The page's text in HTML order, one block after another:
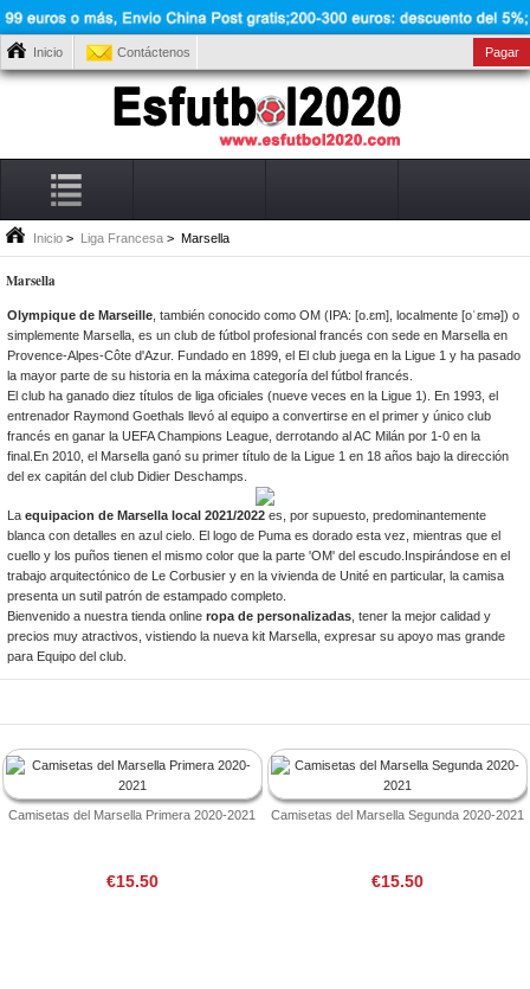
Inicio Contáctenos Pagar
Inicio > Liga Francesa > Marsella
Marsella
Olympique de Marseille, también conocido como OM (IPA: [o.ɛm], localmente [oˈɛmə]) o
simplemente Marsella, es un club de fútbol profesional francés con sede en Marsella en
Provence-Alpes-Côte d'Azur. Fundado en 1899, el El club juega en la Ligue 1 y ha pasado
la mayor parte de su historia en la máxima categoría del fútbol francés.
El club ha ganado diez títulos de liga oficiales (nueve veces en la Ligue 1). En 1993, el
entrenador Raymond Goethals llevó al equipo a convertirse en el primer y único club
francés en ganar la UEFA Champions League, derrotando al AC Milán por 1-0 en la
final.En 2010, el Marsella ganó su primer título de la Ligue 1 en 18 años bajo la dirección
del ex capitán del club Didier Deschamps.
La equipacion de Marsella local 2021/2022es, por supuesto, predominantemente
blanca con detalles en azul cielo. El logo de Puma es dorado esta vez, mientras que el
cuello y los puños tienen el mismo color que la parte 'OM' del escudo.Inspirándose en el
trabajo arquitectónico de Le Corbusier y en la vivienda de Unité en particular, la camisa
presenta un sutil patrón de estampado completo.
Bienvenido a nuestra tienda online ropa de personalizadas, tener la mejor calidad y
precios muy atractivos, vistiendo la nueva kit Marsella, expresar su apoyo mas grande
para Equipo del club.
Camisetas del Marsella Primera 2020-2021
€15.50
Camisetas del Marsella Segunda 2020-2021
€15.50